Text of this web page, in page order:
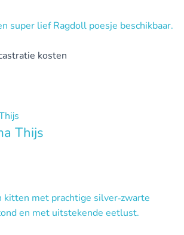
super lief Ragdoll poesje beschikbaar.
kosten
Thijs
kitten met prachtige silver‑zwarte
en met uitstekende eetlust.